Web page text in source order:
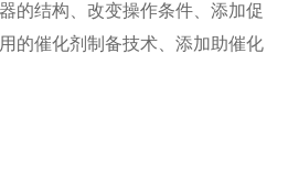
结构、改变操作条件、添加促
的催化剂制备技术、添加助催化